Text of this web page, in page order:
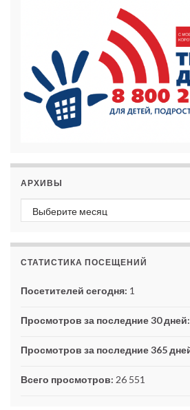
АРХИВЫ
Архивы
СТАТИСТИКА ПОСЕЩЕНИЙ
Посетителей сегодня: 1
Просмотров за последние 30 дней:
Просмотров за последние 365
Всего просмотров: 26 551